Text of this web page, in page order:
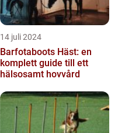
14 juli 2024
Barfotaboots Häst: en
komplett guide till ett
hälsosamt hovvård